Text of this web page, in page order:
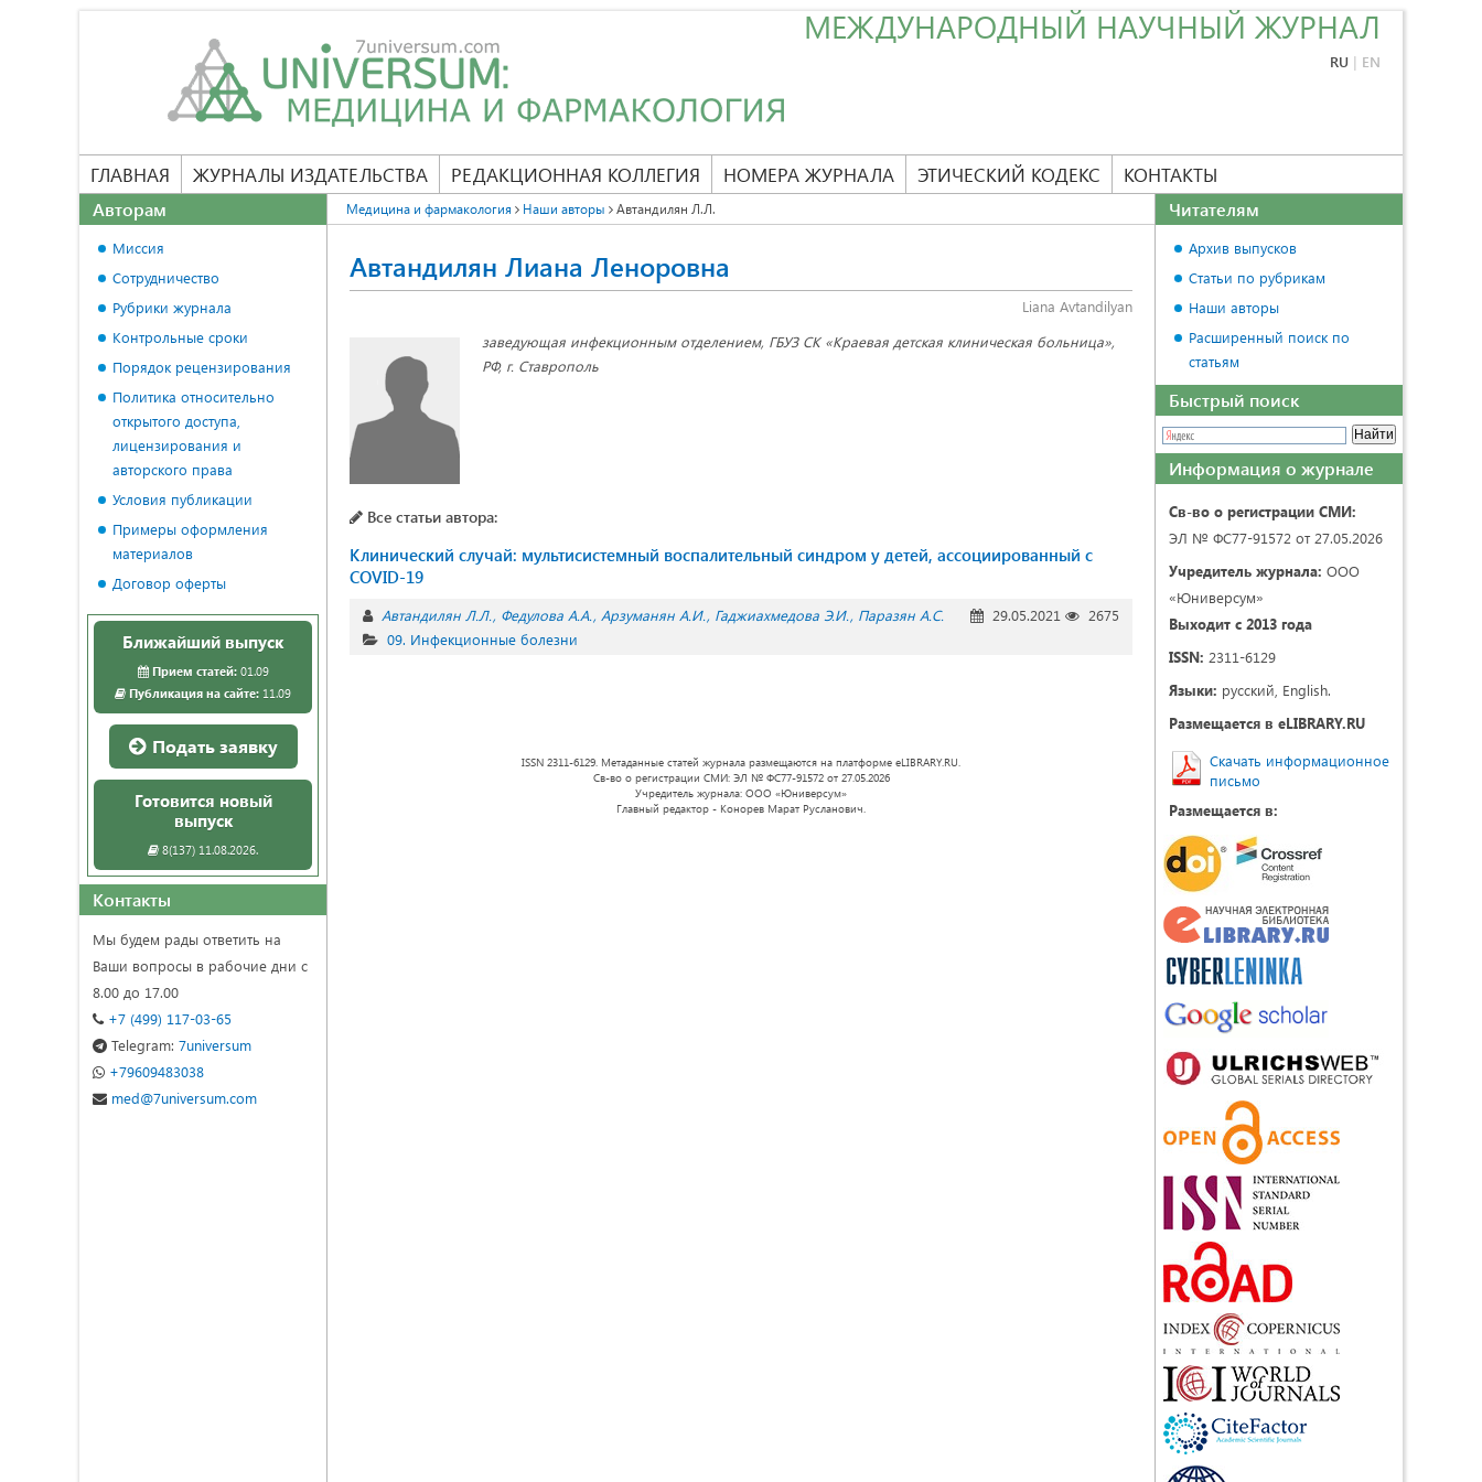
МЕЖДУНАРОДНЫЙ НАУЧНЫЙ ЖУРНАЛ
RU | EN
ГЛАВНАЯ ЖУРНАЛЫ ИЗДАТЕЛЬСТВА РЕДАКЦИОННАЯ КОЛЛЕГИЯ НОМЕРА ЖУРНАЛА ЭТИЧЕСКИЙ КОДЕКС КОНТАКТЫ
Медицина и фармакология Наши авторы Автандилян Л.Л.
Автандилян Лиана Леноровна
Liana Avtandilyan
заведующая инфекционным отделением, ГБУЗ СК «Краевая детская клиническая больница»,
РФ, г. Ставрополь
Все статьи автора:
Клинический случай: мультисистемный воспалительный синдром у детей, ассоциированный с
COVID-19
Автандилян Л.Л. Федулова А.А. Арзуманян А.И. Гаджиахмедова Э.И. Паразян А.С. 29.05.2021
2675
09. Инфекционные болезни
ISSN 2311-6129. Метаданные статей журнала размещаются на платформе eLIBRARY.RU.
Св-во о регистрации СМИ: ЭЛ № ФС77-91572 от 27.05.2026
Учредитель журнала: ООО «Юниверсум»
Главный редактор - Конорев Марат Русланович.
Авторам
Миссия
Сотрудничество
Рубрики журнала
Контрольные сроки
Порядок рецензирования
Политика относительно
открытого доступа,
лицензирования и
авторского права
Условия публикации
Примеры оформления
материалов
Договор оферты
Ближайший выпуск
Прием статей:01.09
Публикация на сайте: 11.09
Подать заявку
Готовится новый
выпуск
8(137) 11.08.2026.
Контакты
Мы будем рады ответить на
Ваши вопросы в рабочие дни с
8.00 до 17.00
+7 (499) 117-03-65
Telegram: 7universum
+79609483038
med@7universum.com
Читателям
Архив выпусков
Статьи по рубрикам
Наши авторы
Расширенный поиск по
статьям
Быстрый поиск
Информация о журнале
Св-во о регистрации СМИ:
ЭЛ № ФС77-91572 от 27.05.2026
Учредитель журнала: ООО
«Юниверсум»
Выходит с 2013 года
ISSN: 2311-6129
Языки: русский, English.
Размещается в eLIBRARY.RU
Скачать информационное
письмо
Размещается в: